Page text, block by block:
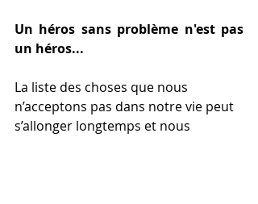
Un héros sans problème n'est pas
un héros...
La liste des choses que nous
n’acceptons pas dans notre vie peut
s’allonger longtemps et nous